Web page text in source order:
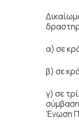
α) σε
β) σε
γ) σε
Ένωση